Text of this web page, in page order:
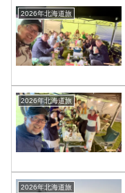
2026年北海道旅
2026年北海道旅
2026年北海道旅